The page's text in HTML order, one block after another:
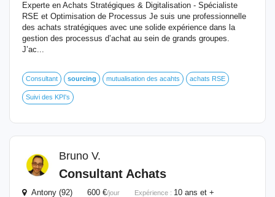
Experte en Achats Stratégiques & Digitalisation - Spécialiste
RSE et Optimisation de Processus Je suis une professionnelle
des achats stratégiques avec une solide expérience dans la
gestion des processus d’achat au sein de grands groupes.
J’ac...
Consultant sourcing mutualisation des acahts achats RSE
Suivi des KPI's
Bruno V.
Consultant Achats
Antony (92) 600 €/jour Expérience : 10 ans et +